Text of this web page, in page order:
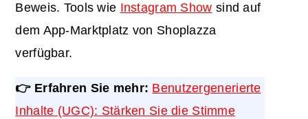
Beweis. Tools wie Instagram Show sind auf
dem App-Marktplatz von Shoplazza
verfügbar.
👉 Erfahren Sie mehr: Benutzergenerierte
Inhalte (UGC): Stärken Sie die Stimme